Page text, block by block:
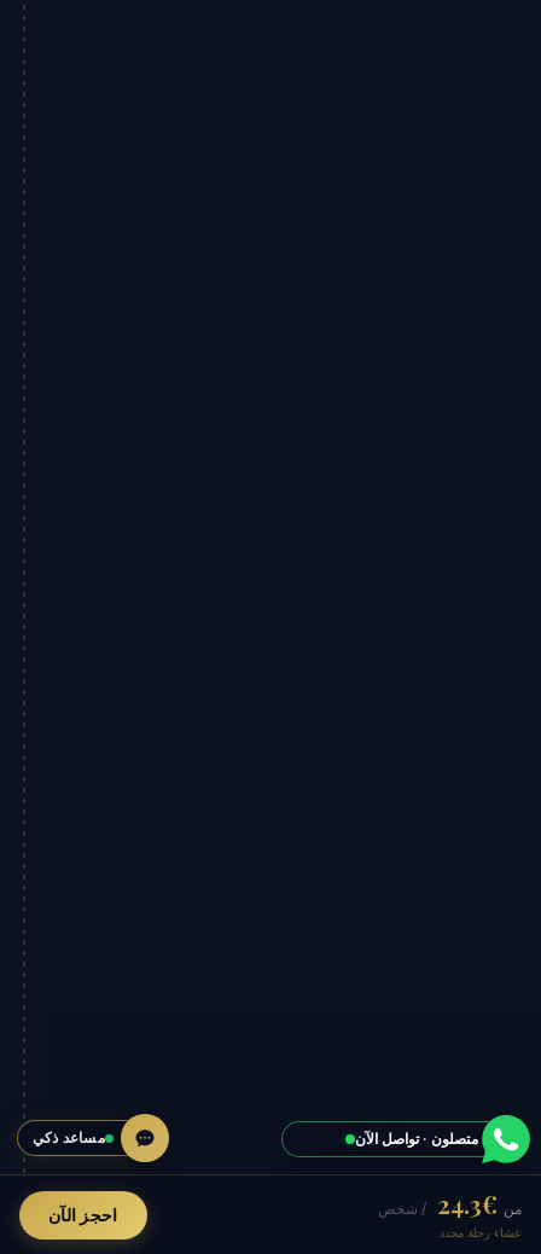
من €24.3 / شخص
عشاء رحلة محدد
احجز الآن
نحن متصلون · تواصل الآن مساعد ذكي